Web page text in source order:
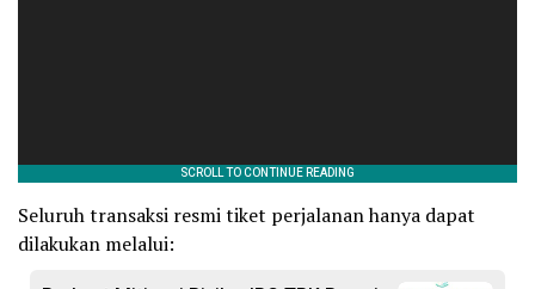
Seluruh transaksi resmi tiket perjalanan hanya dapat
dilakukan melalui: